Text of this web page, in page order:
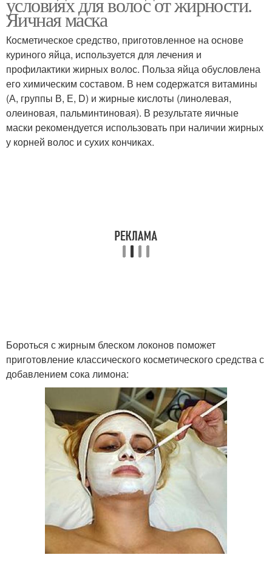
Маска для жирных
волос
Яичная маска
Косметическое средство, приготовленное на основе
куриного яйца, используется для лечения и
профилактики жирных волос. Польза яйца обусловлена
его химическим составом. В нем содержатся витамины
(А, группы В, Е, D) и жирные кислоты (линолевая,
олеиновая, пальминтиновая). В результате яичные
маски рекомендуется использовать при наличии жирных
у корней волос и сухих кончиках.
Бороться с жирным блеском локонов поможет
приготовление классического косметического средства с
добавлением сока лимона: